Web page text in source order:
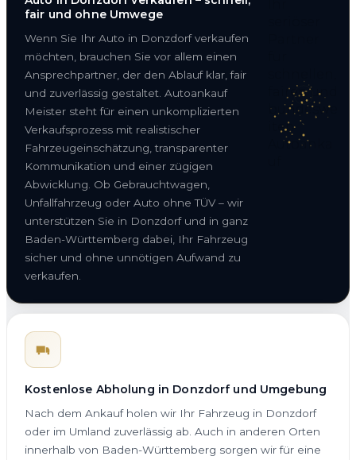
fair und ohne Umwege
Wenn Sie Ihr Auto in Donzdorf verkaufen
möchten, brauchen Sie vor allem einen
Ansprechpartner, der den Ablauf klar, fair
und zuverlässig gestaltet. Autoankauf
Meister steht für einen unkomplizierten
Verkaufsprozess mit realistischer
Fahrzeugeinschätzung, transparenter
Kommunikation und einer zügigen
Abwicklung. Ob Gebrauchtwagen,
Unfallfahrzeug oder Auto ohne TÜV – wir
unterstützen Sie in Donzdorf und in ganz
Baden-Württemberg dabei, Ihr Fahrzeug
sicher und ohne unnötigen Aufwand zu
verkaufen.
Kostenlose Abholung in Donzdorf und Umgebung
Nach dem Ankauf holen wir Ihr Fahrzeug in Donzdorf
oder im Umland zuverlässig ab. Auch in anderen Orten
innerhalb von Baden-Württemberg sorgen wir für eine